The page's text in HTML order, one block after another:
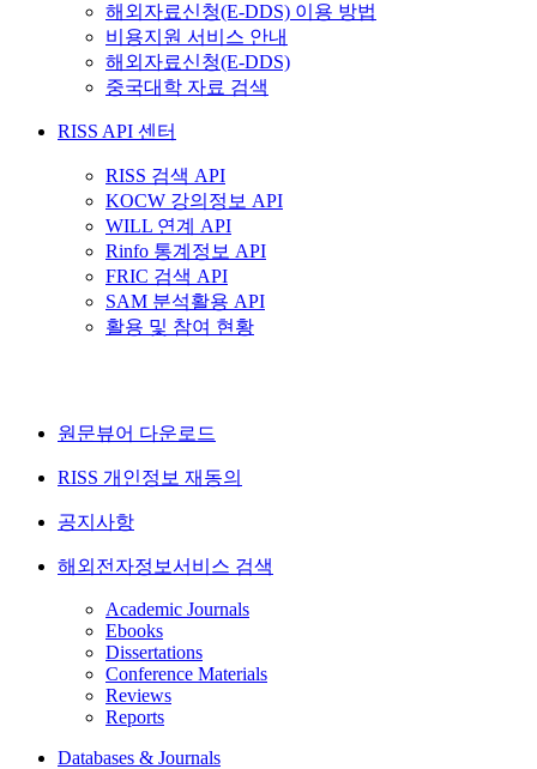
해외자료신청(E-DDS) 이용 방법
비용지원 서비스 안내
해외자료신청(E-DDS)
중국대학 자료 검색
RISS API 센터
RISS 검색 API
KOCW 강의정보 API
WILL 연계 API
Rinfo 통계정보 API
FRIC 검색 API
SAM 분석활용 API
활용 및 참여 현황
원문뷰어 다운로드
RISS 개인정보 재동의
공지사항
해외전자정보서비스 검색
Academic Journals
Ebooks
Dissertations
Conference Materials
Reviews
Reports
Databases & Journals